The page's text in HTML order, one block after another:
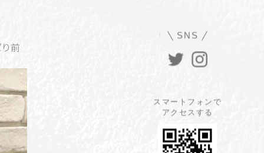
SNS
スマートフォンで
アクセスする
前